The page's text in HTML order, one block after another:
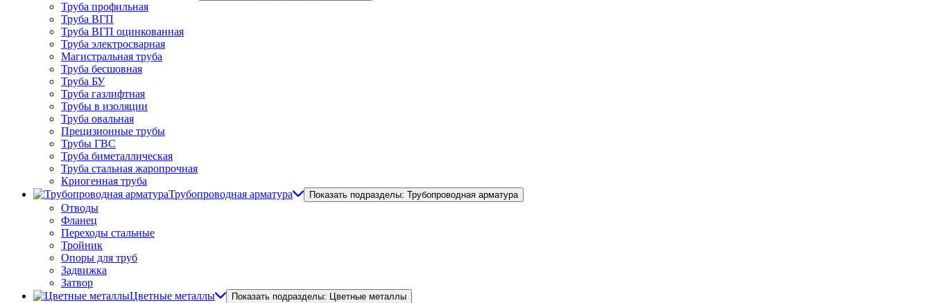
Труба профильная
Труба ВГП
Труба ВГП оцинкованная
Труба электросварная
Магистральная труба
Труба бесшовная
Труба БУ
Труба газлифтная
Трубы в изоляции
Труба овальная
Прецизионные трубы
Трубы ГВС
Труба биметаллическая
Труба стальная жаропрочная
Криогенная труба
Трубопроводная арматура
Показать подразделы: Трубопроводная арматура
Отводы
Фланец
Переходы стальные
Тройник
Опоры для труб
Задвижка
Затвор
Цветные металлы
Показать подразделы: Цветные металлы